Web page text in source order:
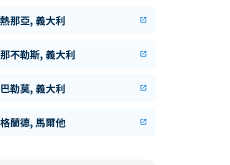
熱那亞, 義大利 open_in_new
那不勒斯, 義大利 open_in_new
巴勒莫, 義大利 open_in_new
格蘭德, 馬爾他 open_in_new